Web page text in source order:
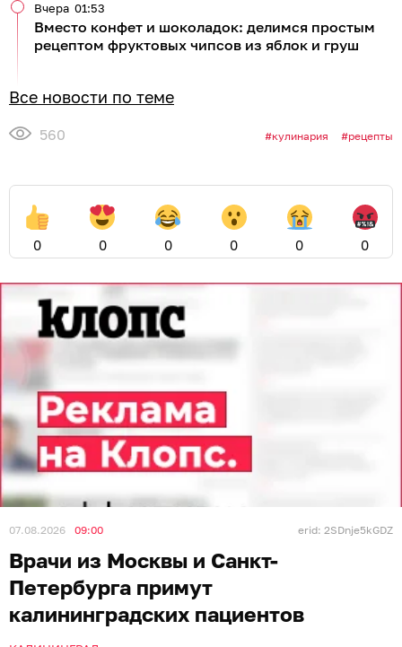
Вместо конфет и шоколадок: делимся простым
рецептом фруктовых чипсов из яблок и груш
Вчера 01:53
Все новости по теме
560 кулинария рецепты
0 0 0 0 0 0
07.08.2026 09:00 erid: 2SDnje5kGDZ
Врачи из Москвы и Санкт-
Петербурга примут
калининградских пациентов